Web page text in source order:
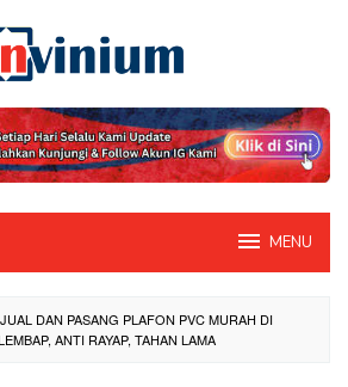
MENU
JUAL DAN PASANG PLAFON PVC MURAH DI
ANTI RAYAP, TAHAN LAMA